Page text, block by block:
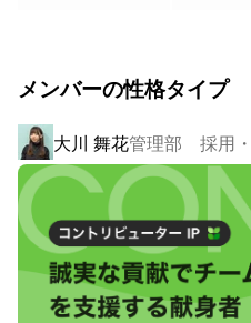
・業務システム開発
・クラウド環境の構築
・システム導入 / 運用支援
・DX推進
ただシステムをつくるだけでは
企業のビジネスや業務を理解
“実際に使われる仕組み”とし
います。
メンバーの性格タイプ
大川 舞花管理部 採用